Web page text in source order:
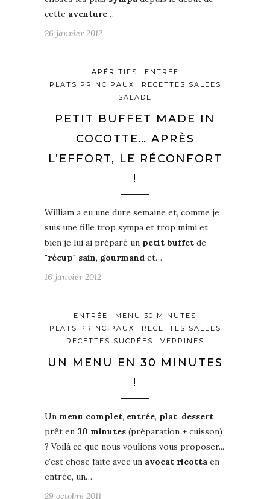
cette aventure…
26 janvier 2012
APÉRITIFS
ENTRÉE
PLATS PRINCIPAUX
RECETTES SALÉES
SALADE
PETIT BUFFET MADE IN
COCOTTE… APRÈS
L’EFFORT, LE RÉCONFORT
!
William a eu une dure semaine et, comme je
suis une fille trop sympa et trop mimi et
bien je lui ai préparé un petit buffet de
"récup" sain, gourmand et…
16 janvier 2012
ENTRÉE
MENU 30 MINUTES
PLATS PRINCIPAUX
RECETTES SALÉES
RECETTES SUCRÉES
VERRINES
UN MENU EN 30 MINUTES
!
Un menu complet, entrée, plat, dessert
prêt en 30 minutes (préparation + cuisson)
? Voilà ce que nous voulions vous proposer...
c'est chose faite avec un avocat ricotta en
entrée, un…
29 octobre 2011